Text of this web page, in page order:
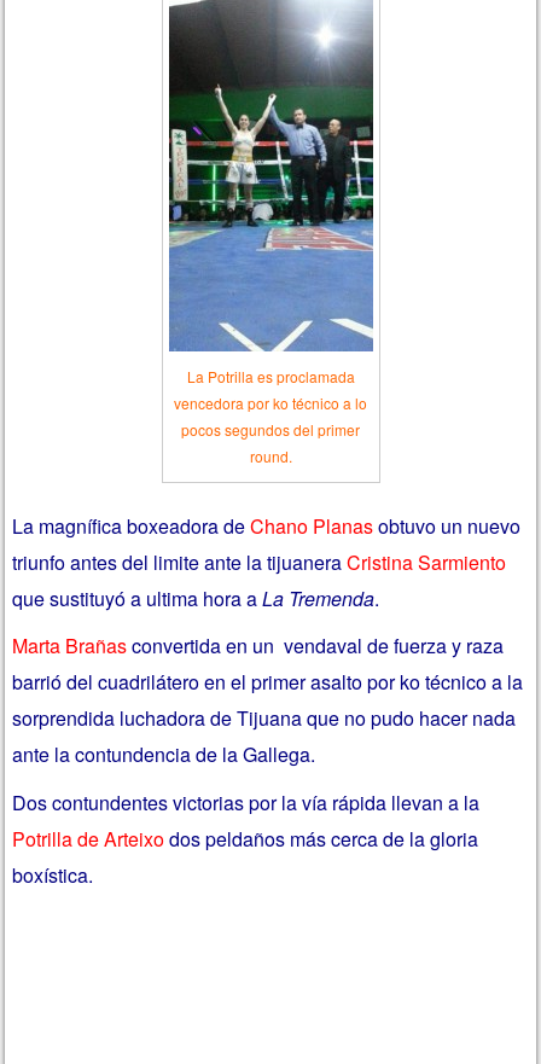
La Potrilla es proclamada
vencedora por ko técnico a lo
pocos segundos del primer
round.
La magnífica boxeadora deChano Planasobtuvo un nuevo
triunfo antes del limite ante la tijuaneraCristina Sarmiento
que sustituyó a ultima hora aLa Tremenda.
Marta Brañasconvertida en un vendaval de fuerza y raza
barrió del cuadrilátero en el primer asalto por ko técnico a la
sorprendida luchadora de Tijuana que no pudo hacer nada
ante la contundencia de la Gallega.
Dos contundentes victorias por la vía rápida llevan a la
Potrilla de Arteixodos peldaños más cerca de la gloria
boxística.